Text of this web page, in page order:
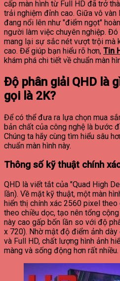
cấp màn hình từ Full HD đã trở
trải nghiệm đỉnh cao. Giữa vô
đang nổi lên như "điểm ngọt"
người làm việc chuyên nghiệp.
mang lại sự sắc nét vượt trội mà
cao. Để giúp bạn hiểu rõ hơn, Tin
khám phá chi tiết về chuẩn màn
Độ phân giải QHD là
gọi là 2K?
Để có thể đưa ra lựa chọn mua
bản chất của công nghệ là bước
Chúng ta hãy cùng tìm hiểu sâu
chuẩn màn hình này.
Thông số kỹ thuật chính
QHD là viết tắt của "Quad High
lần). Về mặt kỹ thuật, một màn
hiển thị chính xác 2560 pixel
theo chiều dọc, tạo nên tổng
này cao gấp bốn lần so với độ
x 720). Nhờ mật độ điểm ảnh
và Full HD, chất lượng hình ảnh
màng và sống động hơn rất nhiều.